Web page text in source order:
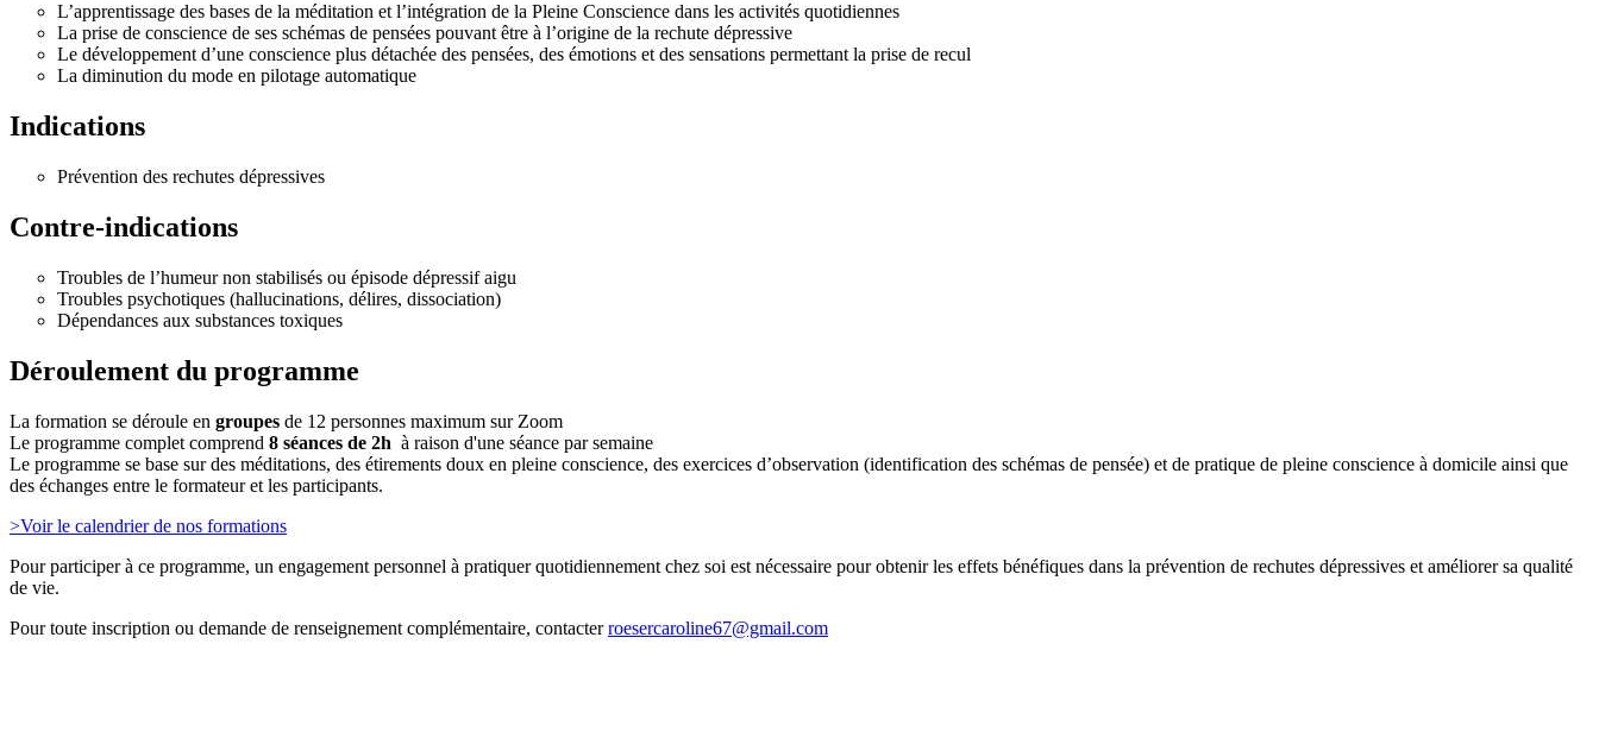
L’apprentissage des bases de la méditation et l’intégration de la Pleine Conscience dans les activités quotidiennes
La prise de conscience de ses schémas de pensées pouvant être à l’origine de la rechute dépressive
Le développement d’une conscience plus détachée des pensées, des émotions et des sensations permettant la prise de recul
La diminution du mode en pilotage automatique
Indications
Prévention des rechutes dépressives
Contre-indications
Troubles de l’humeur non stabilisés ou épisode dépressif aigu
Troubles psychotiques (hallucinations, délires, dissociation)
Dépendances aux substances toxiques
Déroulement du programme
La formation se déroule en groupes de 12 personnes maximum sur Zoom
Le programme complet comprend 8 séances de 2h à raison d'une séance par semaine
Le programme se base sur des méditations, des étirements doux en pleine conscience, des exercices d’observation (identification des schémas de pensée) et de pratique de pleine conscience à domicile ainsi que
des échanges entre le formateur et les participants.
>Voir le calendrier de nos formations
Pour participer à ce programme, un engagement personnel à pratiquer quotidiennement chez soi est nécessaire pour obtenir les effets bénéfiques dans la prévention de rechutes dépressives et améliorer sa qualité
de vie.
Pour toute inscription ou demande de renseignement complémentaire, contacterroesercaroline67@gmail.com